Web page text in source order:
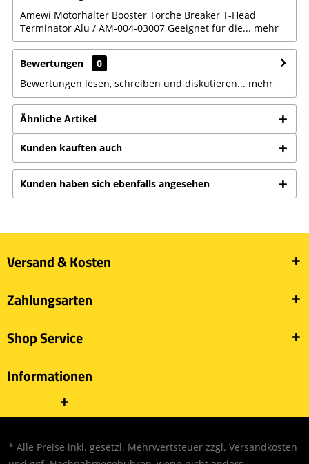
Amewi Motorhalter Booster Torche Breaker T-Head
Terminator Alu / AM-004-03007 Geeignet für die... mehr
Bewertungen
0
Bewertungen lesen, schreiben und diskutieren... mehr
Ähnliche Artikel
Kunden kauften auch
Kunden haben sich ebenfalls angesehen
Versand & Kosten
Zahlungsarten
Shop Service
Informationen
* Alle Preise inkl. gesetzl. Mehrwertsteuer zzgl. Versandkosten